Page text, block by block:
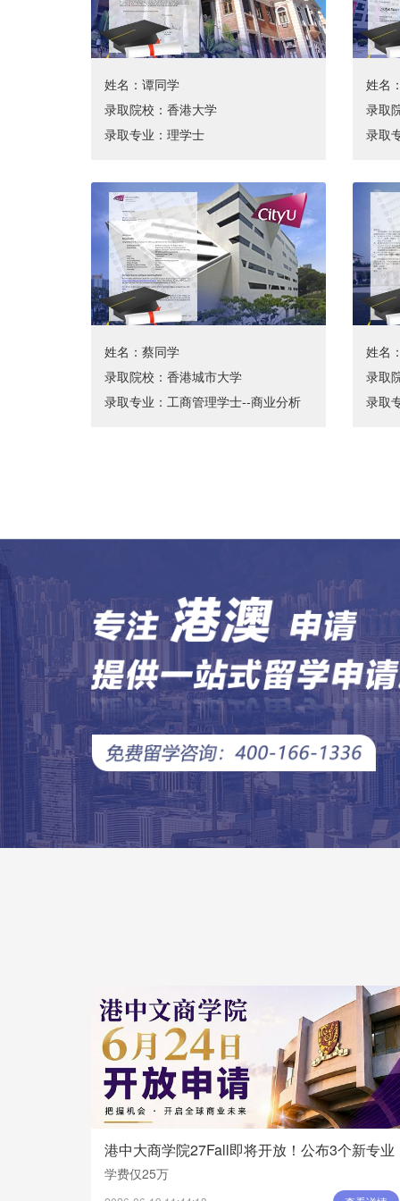
姓名：谭同学
录取院校：香港大学
录取专业：理学士
姓名
录取
录取
姓名：蔡同学
录取院校：香港城市大学
录取专业：工商管理学士--商业分析
姓名
录取
录取
港中大商学院27Fall即将开放！公布3个新专业
学费仅25万